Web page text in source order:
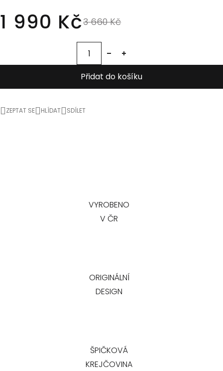
3 660 Kč
1 990 Kč
Přidat do košíku
ZEPTAT SE HLÍDAT SDÍLET
VYROBENO
V ČR
ORIGINÁLNÍ
DESIGN
ŠPIČKOVÁ
KREJČOVINA